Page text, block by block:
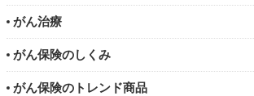
がん治療
がん保険のしくみ
がん保険のトレンド商品